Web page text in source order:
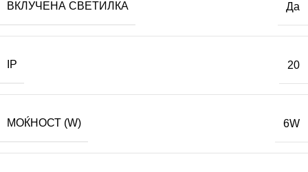
ВКЛУЧЕНА СВЕТИЛКА Да
IP 20
МОЌНОСТ (W) 6W